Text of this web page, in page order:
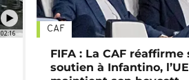
02:16 CAF
FIFA : La CAF réaffirme
soutien à Infantino,